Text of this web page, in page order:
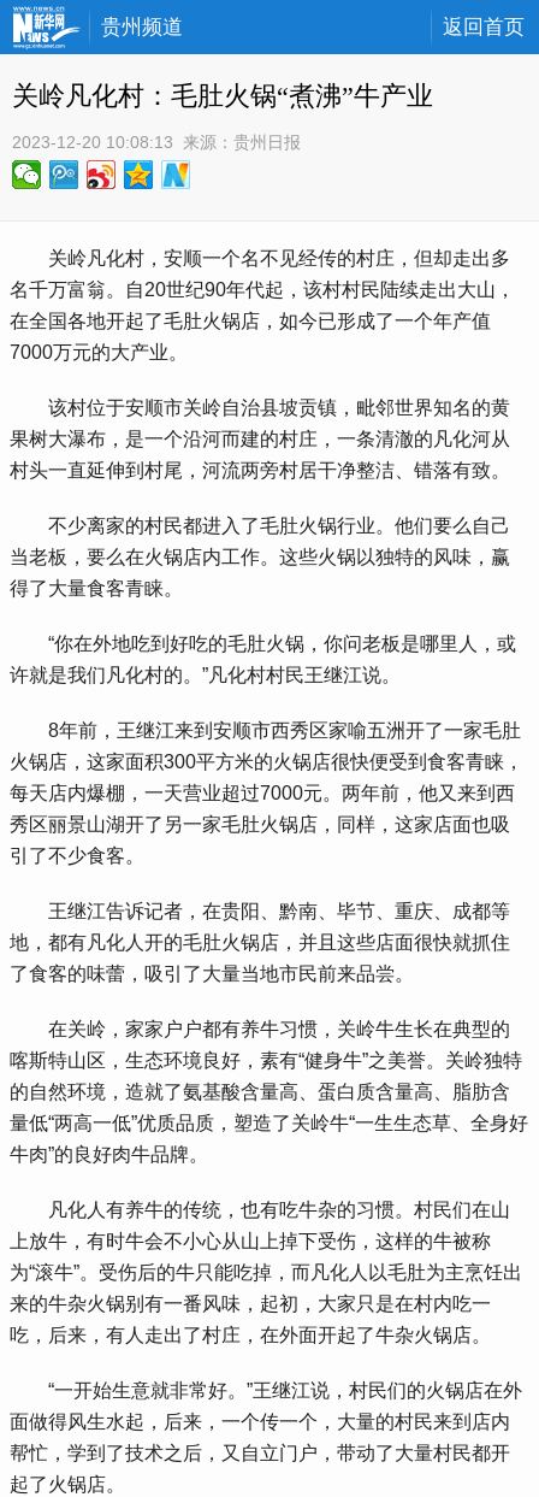
贵州频道 返回首页
关岭凡化村：毛肚火锅“煮沸”牛产业
2023-12-20 10:08:13 来源： 贵州日报
关岭凡化村，安顺一个名不见经传的村庄，但却走出多
名千万富翁。自20世纪90年代起，该村村民陆续走出大山，
在全国各地开起了毛肚火锅店，如今已形成了一个年产值
7000万元的大产业。
该村位于安顺市关岭自治县坡贡镇，毗邻世界知名的黄
果树大瀑布，是一个沿河而建的村庄，一条清澈的凡化河从
村头一直延伸到村尾，河流两旁村居干净整洁、错落有致。
不少离家的村民都进入了毛肚火锅行业。他们要么自己
当老板，要么在火锅店内工作。这些火锅以独特的风味，赢
得了大量食客青睐。
“你在外地吃到好吃的毛肚火锅，你问老板是哪里人，或
许就是我们凡化村的。”凡化村村民王继江说。
8年前，王继江来到安顺市西秀区家喻五洲开了一家毛肚
火锅店，这家面积300平方米的火锅店很快便受到食客青睐，
每天店内爆棚，一天营业超过7000元。两年前，他又来到西
秀区丽景山湖开了另一家毛肚火锅店，同样，这家店面也吸
引了不少食客。
王继江告诉记者，在贵阳、黔南、毕节、重庆、成都等
地，都有凡化人开的毛肚火锅店，并且这些店面很快就抓住
了食客的味蕾，吸引了大量当地市民前来品尝。
在关岭，家家户户都有养牛习惯，关岭牛生长在典型的
喀斯特山区，生态环境良好，素有“健身牛”之美誉。关岭独特
的自然环境，造就了氨基酸含量高、蛋白质含量高、脂肪含
量低“两高一低”优质品质，塑造了关岭牛“一生生态草、全身好
牛肉”的良好肉牛品牌。
凡化人有养牛的传统，也有吃牛杂的习惯。村民们在山
上放牛，有时牛会不小心从山上掉下受伤，这样的牛被称
为“滚牛”。受伤后的牛只能吃掉，而凡化人以毛肚为主烹饪出
来的牛杂火锅别有一番风味，起初，大家只是在村内吃一
吃，后来，有人走出了村庄，在外面开起了牛杂火锅店。
“一开始生意就非常好。”王继江说，村民们的火锅店在外
面做得风生水起，后来，一个传一个，大量的村民来到店内
帮忙，学到了技术之后，又自立门户，带动了大量村民都开
起了火锅店。